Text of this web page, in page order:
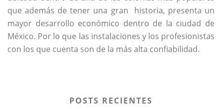
que además de tener una gran historia, presenta un
mayor desarrollo económico dentro de la ciudad de
México. Por lo que las instalaciones y los profesionistas
con los que cuenta son de la más alta confiabilidad.
POSTS RECIENTES